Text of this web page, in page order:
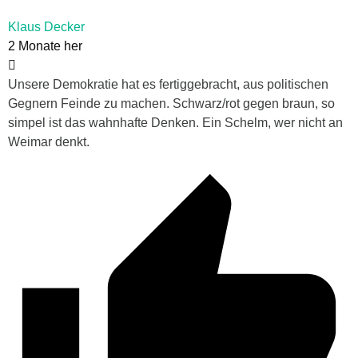
Klaus Decker
2 Monate her
Unsere Demokratie hat es fertiggebracht, aus politischen
Gegnern Feinde zu machen. Schwarz/rot gegen braun, so
simpel ist das wahnhafte Denken. Ein Schelm, wer nicht an
Weimar denkt.